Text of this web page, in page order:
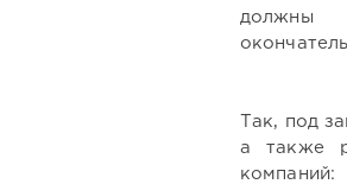
должны
Так, под
а также